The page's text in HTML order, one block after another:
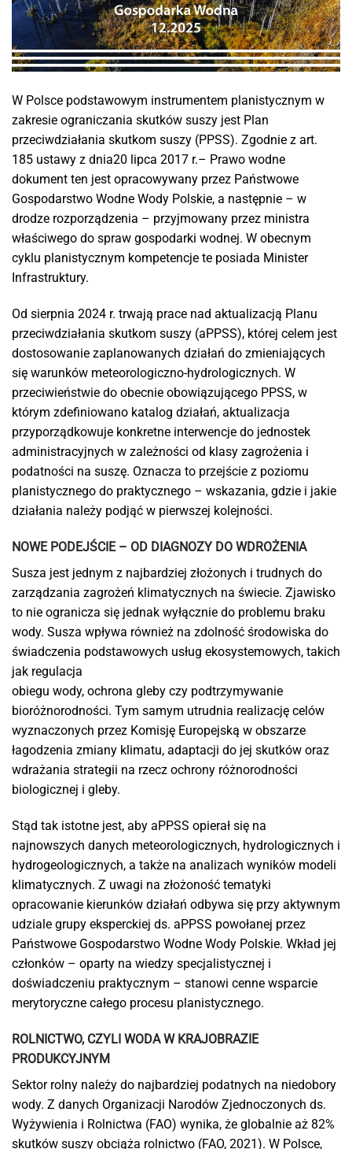
W Polsce podstawowym instrumentem planistycznym w
zakresie ograniczania skutków suszy jest Plan
przeciwdziałania skutkom suszy (PPSS). Zgodnie z art.
185 ustawy z dnia20 lipca 2017 r.– Prawo wodne
dokument ten jest opracowywany przez Państwowe
Gospodarstwo Wodne Wody Polskie, a następnie – w
drodze rozporządzenia – przyjmowany przez ministra
właściwego do spraw gospodarki wodnej. W obecnym
cyklu planistycznym kompetencje te posiada Minister
Infrastruktury.
Od sierpnia 2024 r. trwają prace nad aktualizacją Planu
przeciwdziałania skutkom suszy (aPPSS), której celem jest
dostosowanie zaplanowanych działań do zmieniających
się warunków meteorologiczno-hydrologicznych. W
przeciwieństwie do obecnie obowiązującego PPSS, w
którym zdefiniowano katalog działań, aktualizacja
przyporządkowuje konkretne interwencje do jednostek
administracyjnych w zależności od klasy zagrożenia i
podatności na suszę. Oznacza to przejście z poziomu
planistycznego do praktycznego – wskazania, gdzie i jakie
działania należy podjąć w pierwszej kolejności.
NOWE PODEJŚCIE – OD DIAGNOZY DO WDROŻENIA
Susza jest jednym z najbardziej złożonych i trudnych do
zarządzania zagrożeń klimatycznych na świecie. Zjawisko
to nie ogranicza się jednak wyłącznie do problemu braku
wody. Susza wpływa również na zdolność środowiska do
świadczenia podstawowych usług ekosystemowych, takich
jak regulacja
obiegu wody, ochrona gleby czy podtrzymywanie
bioróżnorodności. Tym samym utrudnia realizację celów
wyznaczonych przez Komisję Europejską w obszarze
łagodzenia zmiany klimatu, adaptacji do jej skutków oraz
wdrażania strategii na rzecz ochrony różnorodności
biologicznej i gleby.
Stąd tak istotne jest, aby aPPSS opierał się na
najnowszych danych meteorologicznych, hydrologicznych i
hydrogeologicznych, a także na analizach wyników modeli
klimatycznych. Z uwagi na złożoność tematyki
opracowanie kierunków działań odbywa się przy aktywnym
udziale grupy eksperckiej ds. aPPSS powołanej przez
Państwowe Gospodarstwo Wodne Wody Polskie. Wkład jej
członków – oparty na wiedzy specjalistycznej i
doświadczeniu praktycznym – stanowi cenne wsparcie
merytoryczne całego procesu planistycznego.
ROLNICTWO, CZYLI WODA W KRAJOBRAZIE
PRODUKCYJNYM
Sektor rolny należy do najbardziej podatnych na niedobory
wody. Z danych Organizacji Narodów Zjednoczonych ds.
Wyżywienia i Rolnictwa (FAO) wynika, że globalnie aż 82%
skutków suszy obciąża rolnictwo (FAO, 2021). W Polsce,